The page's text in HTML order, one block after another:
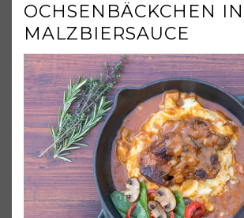
OCHSENBÄCKCHEN IN
MALZBIERSAUCE